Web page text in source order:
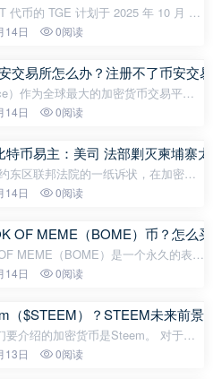
代币的 TGE 计划于 2025 年 10 月 23
投占总供应量的 15%，将根据积分系
币，MET 将
14日 0阅读
交易所怎么办？注册不了币安交
）作为全球最大的加密货币交易平台
续费、高流动性、丰富的交易对，深
过程中遇到困难。本教
14日 0阅读
特币易主：美司 法部剿灭柬埔寨
东区联邦法院的一纸诉状，在加密世
月 14 日，美国司 法部宣布对柬埔
枚 BTC，市值约
14日 0阅读
OF MEME（BOME）币？怎么
MEME（BOME）是一个永久的表情
Meme 背后的艺术家 Darkfarm 创
时间2024年3月15日，BOOK OF
14日 0阅读
（$STEEM）？STEEM未来前景
要介绍的加密货币是Steem。 对于正
用加密货币中购买哪种加密货币的读
13日 0阅读